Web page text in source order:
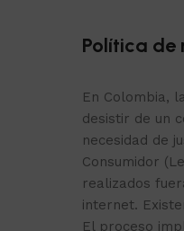
Política de
En Colombia,
desistir de un
necesidad de
Consumidor
realizados
internet.
El proceso